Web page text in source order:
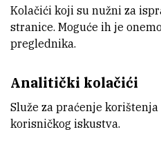
1815
ZAVOD
LABORATORIJ
Pogon laboratorijskih životinja
ADRESA
Kolačići koji su nužni za
stranice. Moguće ih je
preglednika.
Analitički kolačići
Služe za praćenje
korisničkog iskustva.